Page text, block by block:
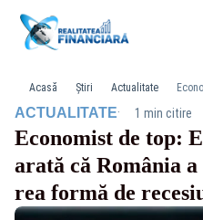
Acasă Știri Actualitate
ACTUALITATE· 1 min citire
Economist de top:
arată că România
rea formă de